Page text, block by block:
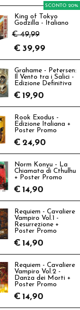
King of Tokyo
Godzilla - Italiano
€ 49,99
SCONTO 20%
€ 39,99
Grahame - Petersen:
Il Vento tra i Salici -
Edizione Definitiva
€ 19,90
Rook Exodus -
Edizione Italiana +
Poster Promo
€ 24,90
Norm Konyu - La
Chiamata di Cthulhu
+ Poster Promo
€ 14,90
Requiem - Cavaliere
Vampiro Vol.1 -
Resurrezione +
Poster Promo
€ 14,90
Requiem - Cavaliere
Vampiro Vol.2 -
Danza dei Morti +
Poster Promo
€ 14,90